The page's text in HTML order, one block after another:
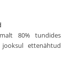
80% tundides
ettenähtud